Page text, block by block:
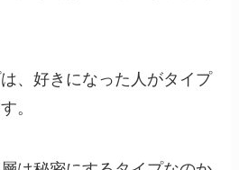
、好きになった人がタイプ
。